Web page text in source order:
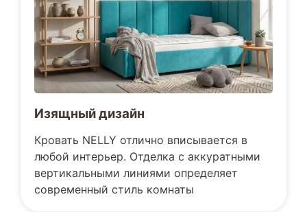
Изящный дизайн
Кровать NELLY отлично вписывается в
любой интерьер. Отделка с аккуратными
вертикальными линиями определяет
современный стиль комнаты